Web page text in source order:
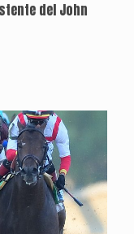
del John